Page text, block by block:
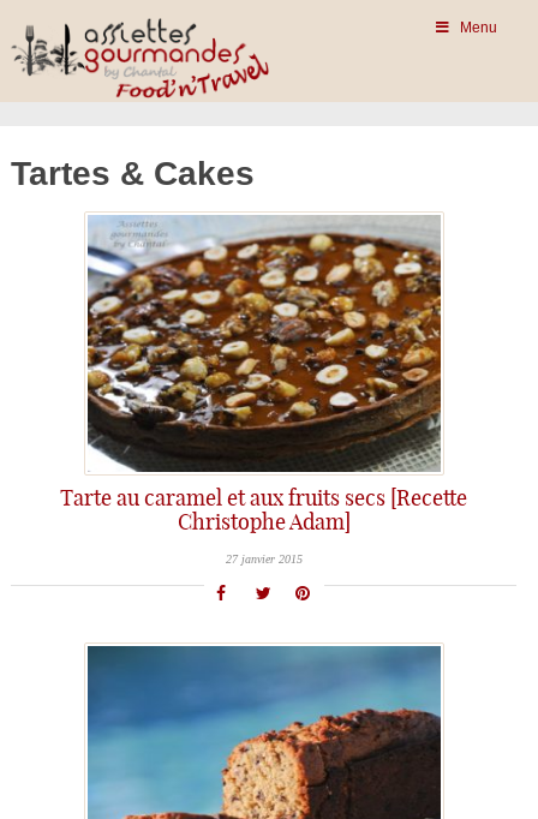
Menu
Tartes & Cakes
Tarte au caramel et aux fruits secs [Recette
Christophe Adam]
27 janvier 2015